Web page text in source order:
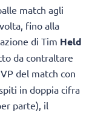
match agli
fino alla
di Tim Held
da contraltare
del match con
in doppia cifra
parte), il